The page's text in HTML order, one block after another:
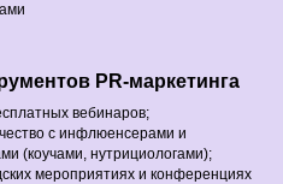
PR‑маркетинга
вебинаров;
с инфлюенсерами и
(коучами, нутрициологами);
мероприятиях и конференциях